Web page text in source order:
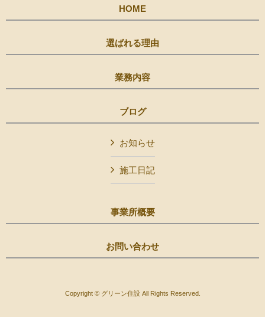
HOME
選ばれる理由
業務内容
ブログ
お知らせ
施工日記
事業所概要
お問い合わせ
Copyright © グリーン住設 All Rights Reserved.